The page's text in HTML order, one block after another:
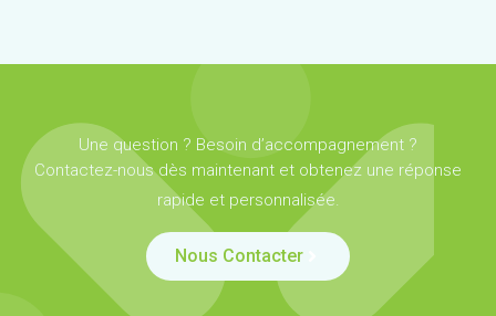
Une question ? Besoin d’accompagnement ?
Contactez-nous dès maintenant et obtenez une réponse
rapide et personnalisée.
Nous Contacter